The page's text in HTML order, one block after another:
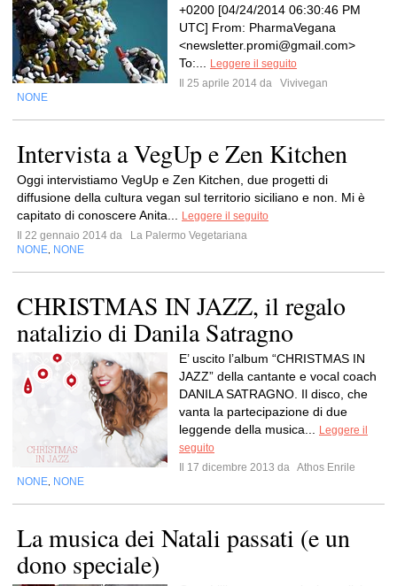
+0200 [04/24/2014 06:30:46 PM
UTC] From: PharmaVegana
<newsletter.promi@gmail.com>
To:...
Leggere il seguito
Il 25 aprile 2014 da
Vivivegan
NONE
Intervista a VegUp e Zen Kitchen
Oggi intervistiamo VegUp e Zen Kitchen, due progetti di
diffusione della cultura vegan sul territorio siciliano e non. Mi è
capitato di conoscere Anita...
Leggere il seguito
Il 22 gennaio 2014 da
La Palermo Vegetariana
NONE NONE
CHRISTMAS IN JAZZ, il regalo
natalizio di Danila Satragno
E’ uscito l’album “CHRISTMAS IN
JAZZ” della cantante e vocal coach
DANILA SATRAGNO. Il disco, che
vanta la partecipazione di due
leggende della musica...
Leggere il
seguito
Il 17 dicembre 2013 da Athos Enrile
NONE NONE
La musica dei Natali passati (e un
dono speciale)